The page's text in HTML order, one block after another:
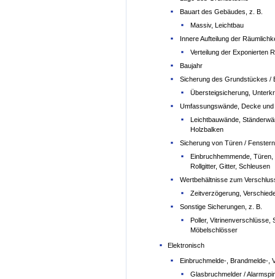
Bauart des Gebäudes, z. B.
Massiv, Leichtbau
Innere Aufteilung der
Verteilung der Exponierten
Baujahr
Sicherung des Grundstückes /
Übersteigsicherung,
Umfassungswände, Decke
Leichtbauwände,
Holzbalken
Sicherung von Türen /
Einbruchhemmende,
Rollgitter, Gitter, Schleusen
Wertbehältnisse zum
Zeitverzögerung,
Sonstige Sicherungen, z. B.
Poller,
Möbelschlösser
Elektronisch
Einbruchmelde-, Brandmelde-,
Glasbruchmelder /